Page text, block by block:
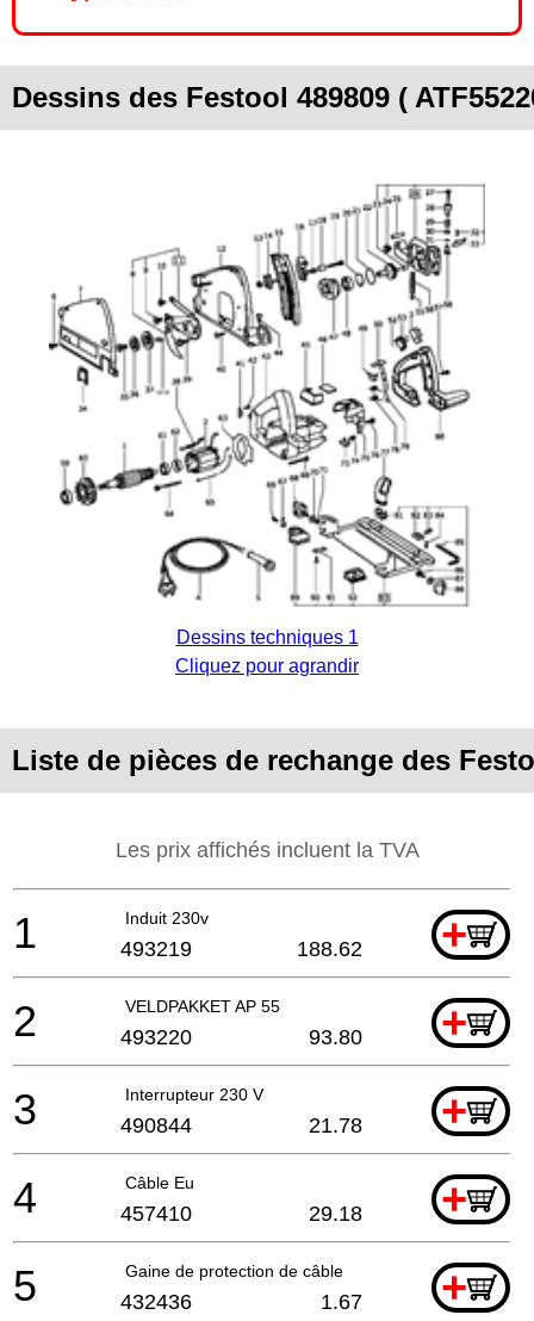
Dessins des Festool 489809 (
Dessins techniques 1
Cliquez pour agrandir
Liste de pièces de rechange des
Les prix affichés incluent la TVA
Induit 230v +
1 493219 188.62
VELDPAKKET AP 55 +
2 493220 93.80
Interrupteur 230 V +
3 490844 21.78
Câble Eu +
4 457410 29.18
Gaine de protection de câble +
5 432436 1.67